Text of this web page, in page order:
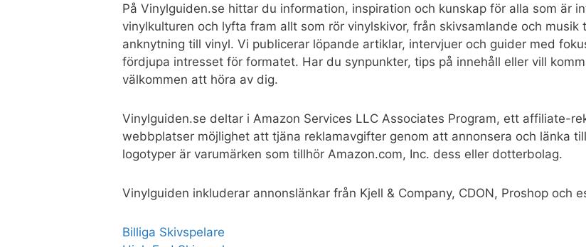
På Vinylguiden.se hittar du information, inspiration och kunskap för alla som är
vinylkulturen och lyfta fram allt som rör vinylskivor, från skivsamlande och
anknytning till vinyl. Vi publicerar löpande artiklar, intervjuer och guider med
fördjupa intresset för formatet. Har du synpunkter, tips på innehåll eller vill
välkommen att höra av dig.
Vinylguiden.se deltar i Amazon Services LLC Associates Program, ett affiliate-
webbplatser möjlighet att tjäna reklamavgifter genom att annonsera och länka
logotyper är varumärken som tillhör Amazon.com, Inc. dess eller dotterbolag.
Vinylguiden inkluderar annonslänkar från Kjell & Company, CDON, Proshop och
Billiga Skivspelare